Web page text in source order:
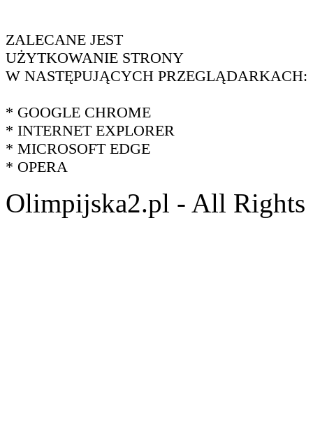
ZALECANE JEST
UŻYTKOWANIE STRONY
W NASTĘPUJĄCYCH PRZEGLĄDARKACH:
* GOOGLE CHROME
* INTERNET EXPLORER
* MICROSOFT EDGE
* OPERA
Olimpijska2.pl - All Rights